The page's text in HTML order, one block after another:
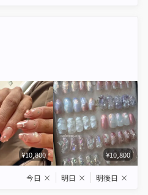
¥10,800 ¥10,800
今日 × 明日 × 明後日 ×